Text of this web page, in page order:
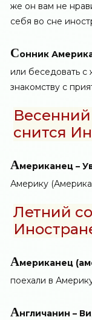
же он вам не
себя во сне
Сонник
или беседовать
знакомству с
снится
Американец –
Америку
Летний
Американец
поехали в
Англичанин –